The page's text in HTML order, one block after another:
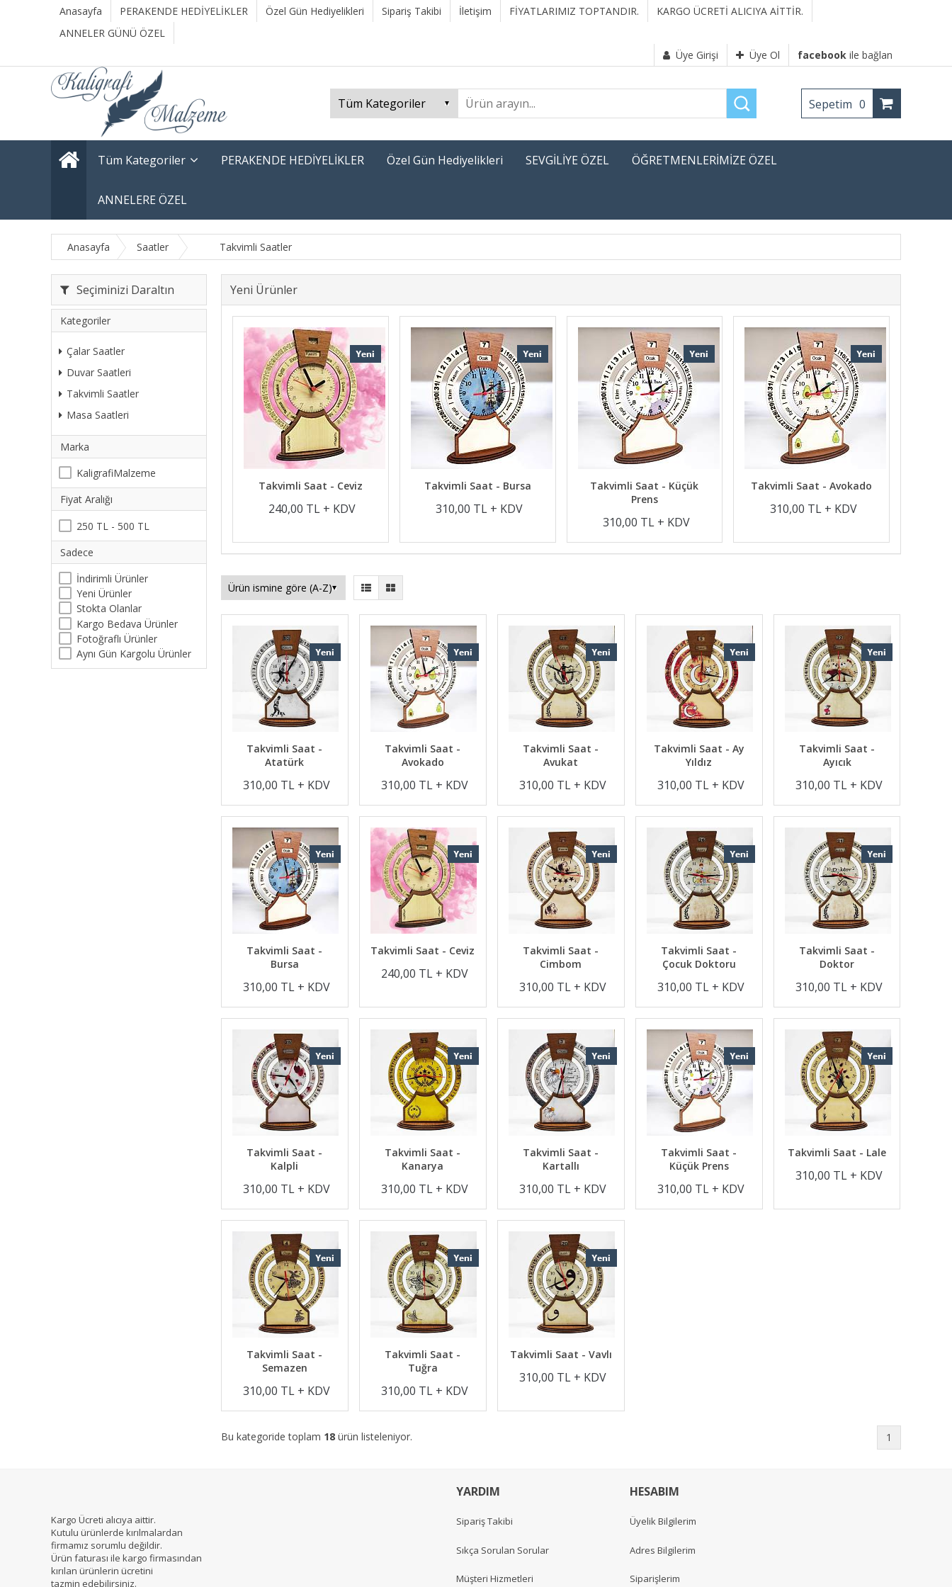
Anasayfa PERAKENDE HEDİYELİKLER Özel Gün Hediyelikleri Sipariş Takibi İletişim FİYATLARIMIZ TOPTANDIR.
KARGO ÜCRETİ ALICIYA AİTTİR.
ANNELER GÜNÜ ÖZEL
Üye Girişi
Üye Ol facebook ile bağlan
Sepetim 0
Tüm Kategoriler PERAKENDE HEDİYELİKLER Özel Gün Hediyelikleri SEVGİLİYE ÖZEL ÖĞRETMENLERİMİZE ÖZEL
ANNELERE ÖZEL
Anasayfa Saatler Takvimli Saatler
Seçiminizi Daraltın
Kategoriler
Çalar Saatler
Duvar Saatleri
Takvimli Saatler
Masa Saatleri
Marka
KaligrafiMalzeme
Fiyat Aralığı
250 TL - 500 TL
Sadece
İndirimli Ürünler
Yeni Ürünler
Stokta Olanlar
Kargo Bedava Ürünler
Fotoğraflı Ürünler
Aynı Gün Kargolu Ürünler
Yeni Ürünler
Takvimli Saat - Ceviz
240,00 TL + KDV
Takvimli Saat - Bursa
310,00 TL + KDV
Takvimli Saat - Küçük
Prens
310,00 TL + KDV
Takvimli Saat - Avokado
310,00 TL + KDV
Takvimli Saat -
Atatürk
310,00 TL + KDV
Takvimli Saat -
Avokado
310,00 TL + KDV
Takvimli Saat -
Avukat
310,00 TL + KDV
Takvimli Saat - Ay
Yıldız
310,00 TL + KDV
Takvimli Saat -
Ayıcık
310,00 TL + KDV
Takvimli Saat -
Bursa
310,00 TL + KDV
Takvimli Saat - Ceviz
240,00 TL + KDV
Takvimli Saat -
Cimbom
310,00 TL + KDV
Takvimli Saat -
Çocuk Doktoru
310,00 TL + KDV
Takvimli Saat -
Doktor
310,00 TL + KDV
Takvimli Saat -
Kalpli
310,00 TL + KDV
Takvimli Saat -
Kanarya
310,00 TL + KDV
Takvimli Saat -
Kartallı
310,00 TL + KDV
Takvimli Saat -
Küçük Prens
310,00 TL + KDV
Takvimli Saat - Lale
310,00 TL + KDV
Takvimli Saat -
Semazen
310,00 TL + KDV
Takvimli Saat -
Tuğra
310,00 TL + KDV
Takvimli Saat - Vavlı
310,00 TL + KDV
Bu kategoride toplam 18 ürün listeleniyor. 1
Kargo Ücreti alıcıya aittir.
Kutulu ürünlerde kırılmalardan
firmamız sorumlu değildir.
Ürün faturası ile kargo firmasından
kırılan ürünlerin ücretini
tazmin edebilirsiniz.
YARDIM
Sipariş Takibi
Sıkça Sorulan Sorular
Müşteri Hizmetleri
HESABIM
Üyelik Bilgilerim
Adres Bilgilerim
Siparişlerim